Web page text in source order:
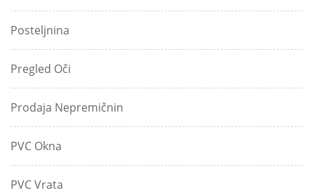
Posteljnina
Pregled Oči
Prodaja Nepremičnin
PVC Okna
PVC Vrata